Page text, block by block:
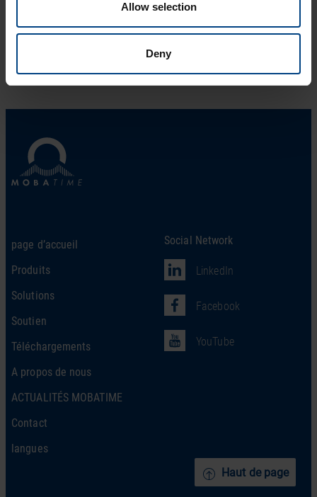
Allow selection
Deny
Vers le produit
Haut de page
page d’accueil
Produits
Solutions
Soutien
Téléchargements
A propos de nous
ACTUALITÉS MOBATIME
Contact
langues
Social Network
LinkedIn
Facebook
YouTube